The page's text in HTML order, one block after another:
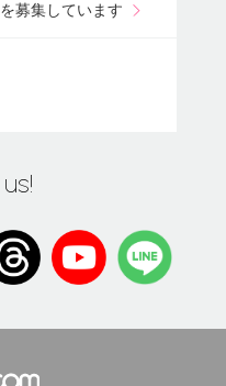
募集しています